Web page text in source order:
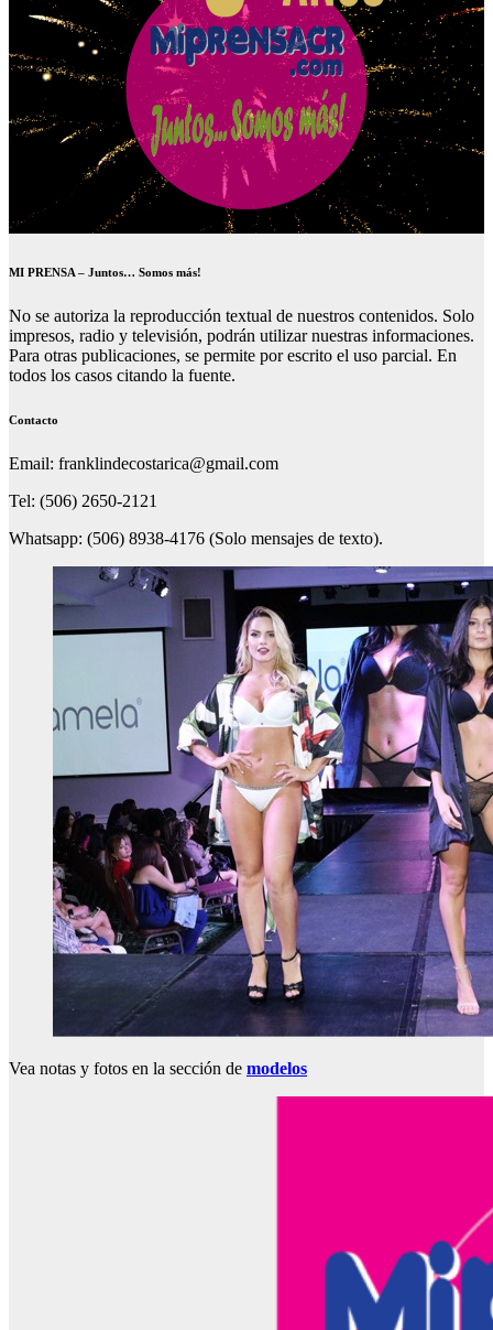
MI PRENSA – Juntos… Somos más!
No se autoriza la reproducción textual de nuestros contenidos. Solo
impresos, radio y televisión, podrán utilizar nuestras informaciones.
Para otras publicaciones, se permite por escrito el uso parcial. En
todos los casos citando la fuente.
Contacto
Email: franklindecostarica@gmail.com
Tel: (506) 2650-2121
Whatsapp: (506) 8938-4176 (Solo mensajes de texto).
Vea notas y fotos en la sección de modelos